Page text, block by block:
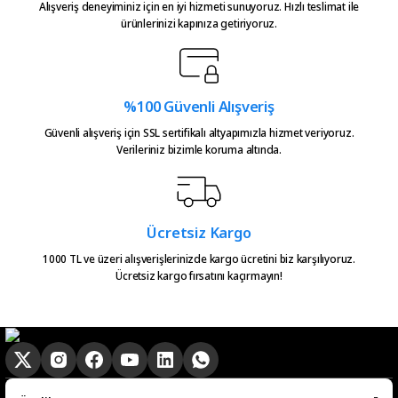
Gönder
Atakan Kasapoğlu | 23/07/2026
emeğinize sağlık çok teşekkürler
Serkan Çağdavul | 13/06/2026
Urun takibiniz cok guzel. Urunu
alinca tum asamalar mail olatak
sagladiginiz icin tesekkurler
E... E... | 20/05/2026
Ürün güzel
hasan aslan | 03/04/2026
Alışveriş deneyiminiz için en iyi hizmeti sunuyoruz. Hızlı teslimat ile
ürünlerinizi kapınıza getiriyoruz.
%100 Güvenli Alışveriş
Güvenli alışveriş için SSL sertifikalı altyapımızla hizmet veriyoruz.
Verileriniz bizimle koruma altında.
Ücretsiz Kargo
1000 TL ve üzeri alışverişlerinizde kargo ücretini biz karşılıyoruz.
Ücretsiz kargo fırsatını kaçırmayın!